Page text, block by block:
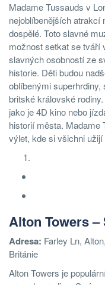
Madame Tussauds v
nejoblíbenějších atrakcí
dospělé. Toto slavné
možnost setkat se tváří
slavných osobností ze
historie. Děti budou
oblíbenými
britské královské
jako je 4D kino nebo
historií města. Madame
výlet, kde si všichni
Alton Towers
Adresa: Farley Ln,
Británie
Alton Towers je